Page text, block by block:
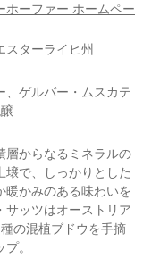
ホーファー ホームペー
ターライヒ州
、ゲルバー・ムスカテ
層からなるミネラルの
壌で、しっかりとした
暖かみのある味わいを
サッツはオーストリア
の混植ブドウを手摘
。